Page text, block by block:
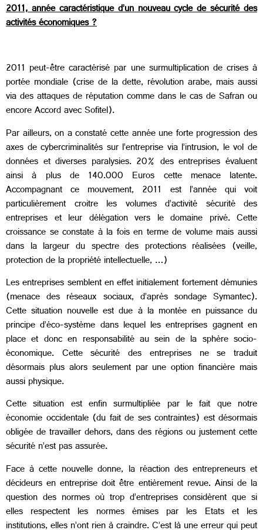
2011, année caractéristique d’un nouveau cycle de sécurité des
activités économiques ?
2011 peut-être caractérisé par une surmultiplication de crises à
portée mondiale (crise de la dette, révolution arabe, mais aussi
via des attaques de réputation comme dans le cas de Safran ou
encore Accord avec Sofitel).
Par ailleurs, on a constaté cette année une forte progression des
axes de cybercriminalités sur l’entreprise via l’intrusion, le vol de
données et diverses paralysies. 20% des entreprises évaluent
ainsi à plus de 140.000 Euros cette menace latente.
Accompagnant ce mouvement, 2011 est l’année qui voit
particulièrement croitre les volumes d’activité sécurité des
entreprises et leur délégation vers le domaine privé. Cette
croissance se constate à la fois en terme de volume mais aussi
dans la largeur du spectre des protections réalisées (veille,
protection de la propriété intellectuelle, …)
Les entreprises semblent en effet initialement fortement démunies
(menace des réseaux sociaux, d’après sondage Symantec).
Cette situation nouvelle est due à la montée en puissance du
principe d’éco-système dans lequel les entreprises gagnent en
place et donc en responsabilité au sein de la sphère socio-
économique. Cette sécurité des entreprises ne se traduit
désormais plus alors seulement par une option financière mais
aussi physique.
Cette situation est enfin surmultipliée par le fait que notre
économie occidentale (du fait de ses contraintes) est désormais
obligée de travailler dehors, dans des régions ou justement cette
sécurité n’est pas assurée.
Face à cette nouvelle donne, la réaction des entrepreneurs et
décideurs en entreprise doit être entièrement revue. Ainsi de la
question des normes où trop d’entreprises considèrent que si
elles respectent les normes émises par les Etats et les